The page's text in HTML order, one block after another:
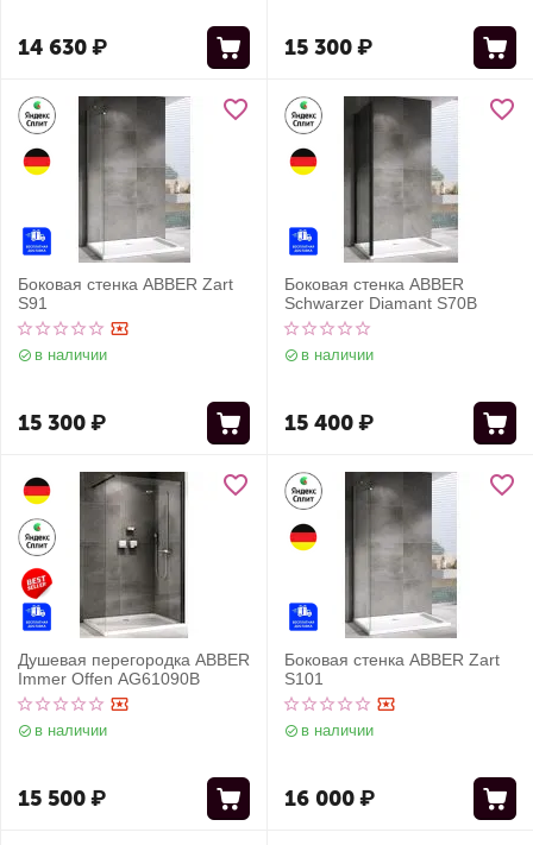
14 630₽ 15 300₽
Боковая стенка ABBER Zart
S91
в наличии
15 300₽
Боковая стенка ABBER
Schwarzer Diamant S70B
в наличии
15 400₽
Душевая перегородка ABBER
Immer Offen AG61090B
в наличии
15 500₽
Боковая стенка ABBER Zart
S101
в наличии
16 000₽